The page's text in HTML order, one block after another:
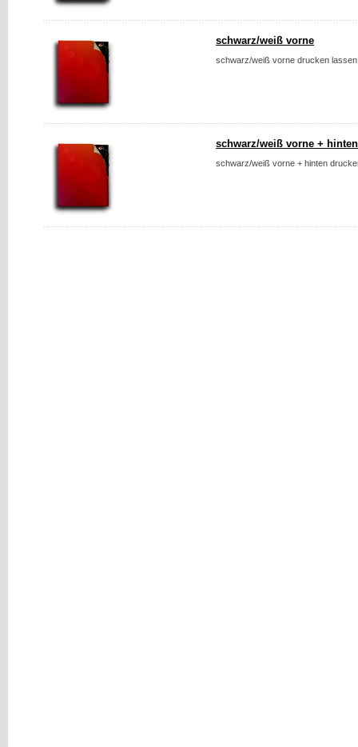
schwarz/weiß vorne
schwarz/weiß vorne drucken
schwarz/weiß vorne + hinten
schwarz/weiß vorne + hinten